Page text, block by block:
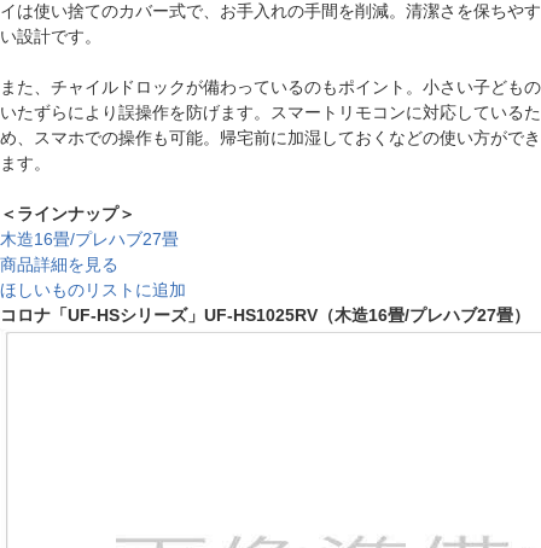
イは使い捨てのカバー式で、お手入れの手間を削減。清潔さを保ちやす
い設計です。
また、チャイルドロックが備わっているのもポイント。小さい子どもの
いたずらにより誤操作を防げます。スマートリモコンに対応しているた
め、スマホでの操作も可能。帰宅前に加湿しておくなどの使い方ができ
ます。
＜ラインナップ＞
木造16畳/プレハブ27畳
商品詳細を見る
ほしいものリストに追加
コロナ「UF-HSシリーズ」UF-HS1025RV（木造16畳/プレハブ27畳）